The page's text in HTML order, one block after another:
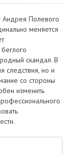
Андрея Полевого
меняется
скандал. В
следствия, но и
со стороны
изменить